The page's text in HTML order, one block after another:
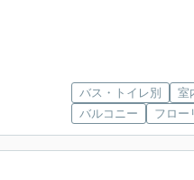
バス・トイレ別 室
バルコニー
フロー